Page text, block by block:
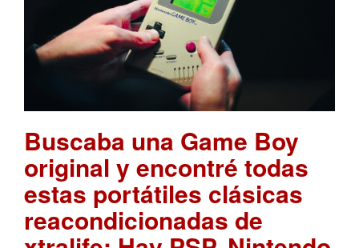
Buscaba una Game Boy
original y encontré todas
estas portátiles clásicas
reacondicionadas de